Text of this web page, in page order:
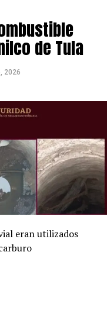
de Tula
2026
eran utilizados